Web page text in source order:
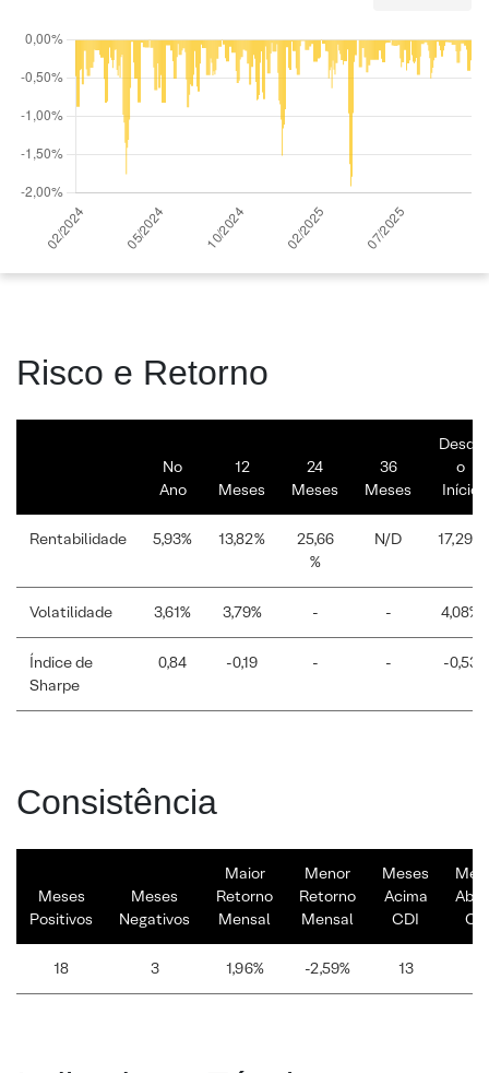
Risco e Retorno
No
Ano
12
Meses
24
Meses
36
Meses
Desde
o
Início
Rentabilidade 5,93% 13,82%
25,66
%
N/D 17,29%
Volatilidade 3,61% 3,79% - - 4,08%
Índice de
Sharpe
0,84 -0,19 - - -0,53
Consistência
Meses
Positivos
Meses
Negativos
Maior
Retorno
Mensal
Menor
Retorno
Mensal
Meses
Acima
CDI
18 3 1,96% -2,59% 13